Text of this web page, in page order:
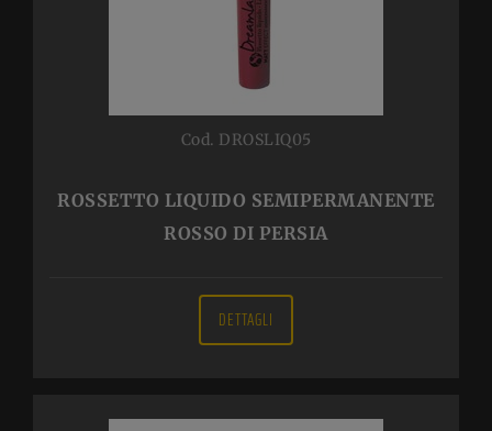
Cod. DROSLIQ05
ROSSETTO LIQUIDO SEMIPERMANENTE
ROSSO DI PERSIA
DETTAGLI